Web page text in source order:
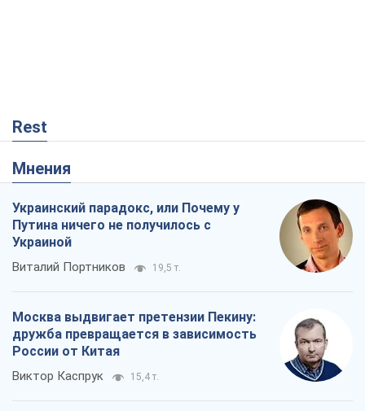
Rest
Мнения
Украинский парадокс, или Почему у
Путина ничего не получилось с
Украиной
Виталий Портников 19,5 т.
Москва выдвигает претензии Пекину:
дружба превращается в зависимость
России от Китая
Виктор Каспрук 15,4 т.